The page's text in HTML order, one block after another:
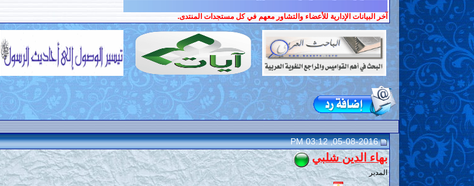
آخر البيانات الإدارية للأعضاء والتشاور معهم في كل مستجدات المنتدى.
05-08-2016, 03:12 PM
بهاء الدين شلبي
المدير